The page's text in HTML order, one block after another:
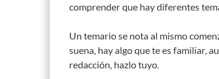
comprender que hay diferentes
Un temario se nota al mismo
suena, hay algo que te es familiar,
redacción, hazlo tuyo.